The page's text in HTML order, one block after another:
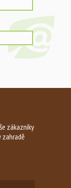
zákazníky